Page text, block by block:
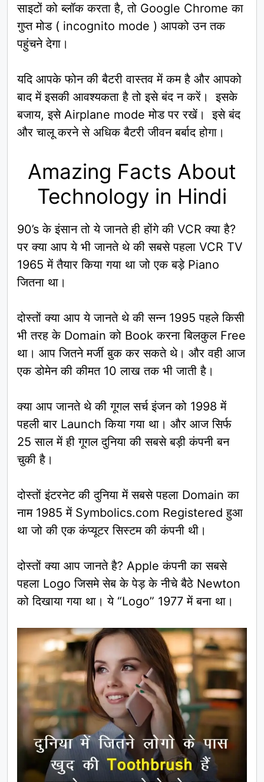
साइटों को ब्लॉक करता है, तो Google Chrome का
गुप्त मोड ( incognito mode ) आपको उन तक
पहुंचने देगा।
यदि आपके फोन की बैटरी वास्तव में कम है और आपको
बाद में इसकी आवश्यकता है तो इसे बंद न करें। इसके
बजाय, इसे Airplane mode मोड पर रखें। इसे बंद
और चालू करने से अधिक बैटरी जीवन बर्बाद होगा।
Amazing Facts About
Technology in Hindi
90’s के इंसान तो ये जानते ही होंगे की VCR क्या है?
पर क्या आप ये भी जानते थे की सबसे पहला VCR TV
1965 में तैयार किया गया था जो एक बड़े Piano
जितना था।
दोस्तों क्या आप ये जानते थे की सन्न 1995 पहले किसी
भी तरह के Domain को Book करना बिलकुल Free
था। आप जितने मर्जी बुक कर सकते थे। और वही आज
एक डोमेन की कीमत 10 लाख तक भी जाती है।
क्या आप जानते थे की गूगल सर्च इंजन को 1998 में
पहली बार Launch किया गया था। और आज सिर्फ
25 साल में ही गूगल दुनिया की सबसे बड़ी कंपनी बन
चुकी है।
दोस्तों इंटरनेट की दुनिया में सबसे पहला Domain का
नाम 1985 में Symbolics.com Registered हुआ
था जो की एक कंप्यूटर सिस्टम की कंपनी थी।
दोस्तों क्या आप जानते है? Apple कंपनी का सबसे
पहला Logo जिसमे सेब के पेड़ के नीचे बैठे Newton
को दिखाया गया था। ये “Logo” 1977 में बना था।